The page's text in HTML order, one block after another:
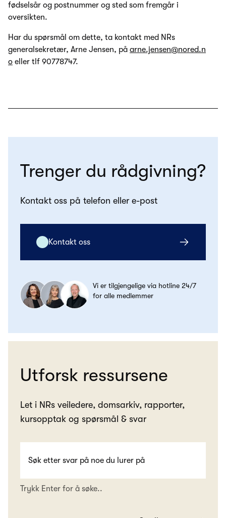
fødselsår og postnummer og sted som fremgår i
oversikten.
Har du spørsmål om dette, ta kontakt med NRs
generalsekretær, Arne Jensen, på arne.jensen@nored.n
o eller tlf 90778747.
Trenger du rådgivning?
Kontakt oss på telefon eller e-post
Kontakt oss
Vi er tilgjengelige via hotline 24/7
for alle medlemmer
Utforsk ressursene
Let i NRs veiledere, domsarkiv, rapporter,
kursopptak og spørsmål & svar
Trykk Enter for å søke..